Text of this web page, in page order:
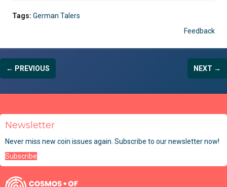
Tags: German Talers
Feedback
← PREVIOUS NEXT →
Newsletter
Never miss new coin issues again. Subscribe to our newsletter now!
Subscribe